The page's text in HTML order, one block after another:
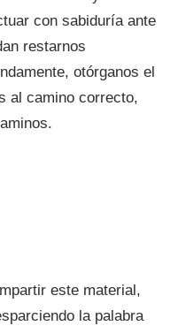
con sabiduría ante
restarnos
otórganos el
al camino correcto,
este material,
la palabra